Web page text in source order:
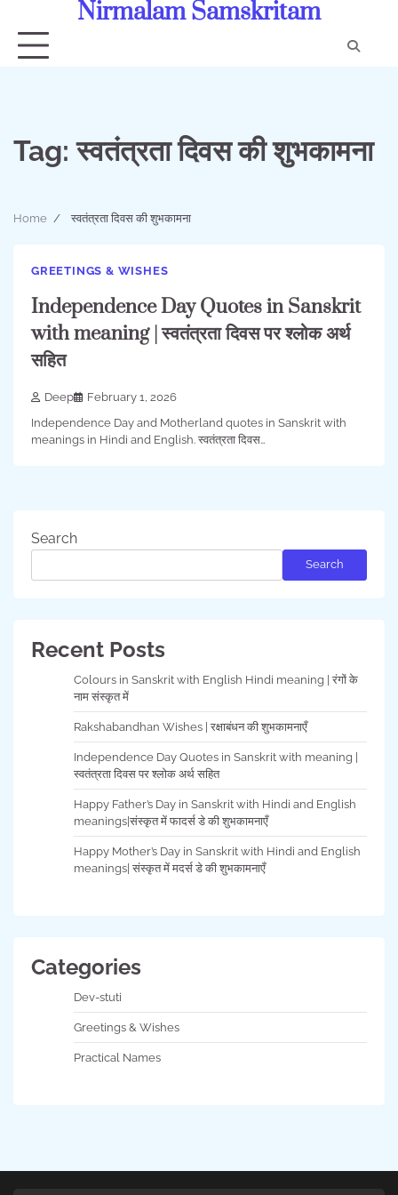
content
Nirmalam Samskritam
Tag:स्वतंत्रता दिवस की शुभकामना
Home स्वतंत्रता दिवस की शुभकामना
GREETINGS & WISHES
Independence Day Quotes in Sanskrit
with meaning | स्वतंत्रता दिवस पर श्लोक अर्थ
सहित
Deep
February 1, 2026
Independence Day and Motherland quotes in Sanskrit with
meanings in Hindi and English. स्वतंत्रता दिवस…
Search
Search
Recent Posts
Colours in Sanskrit with English Hindi meaning | रंगों के
नाम संस्कृत में
Rakshabandhan Wishes | रक्षाबंधन की शुभकामनाएँ
Independence Day Quotes in Sanskrit with meaning |
स्वतंत्रता दिवस पर श्लोक अर्थ सहित
Happy Father’s Day in Sanskrit with Hindi and English
meanings|संस्कृत में फादर्स डे की शुभकामनाएँ
Happy Mother’s Day in Sanskrit with Hindi and English
meanings| संस्कृत में मदर्स डे की शुभकामनाएँ
Categories
Dev-stuti
Greetings & Wishes
Practical Names